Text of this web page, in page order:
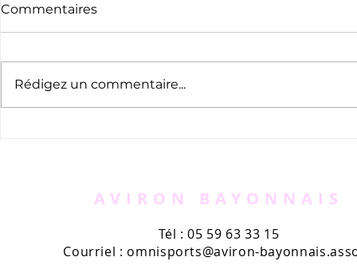
Commentaires
Rédigez un commentaire...
AVIRON BAYONNAIS
Tél : 05 59 63 33 15
Courriel : omnisports@aviron-